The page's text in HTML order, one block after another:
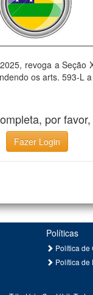
revoga a
os arts. 593-L
por
Fazer Login
Políticas
Política de
Política de